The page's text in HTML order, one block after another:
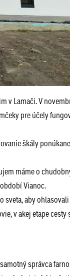
v Lamači. V
pre účely
škály
máme o
Vianoc.
sveta, aby
v akej etape cesty
správca